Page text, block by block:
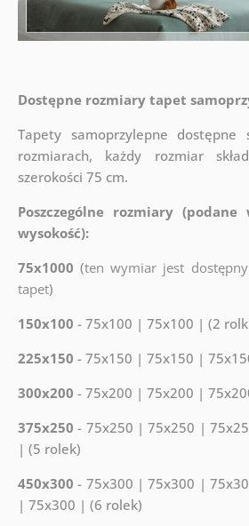
Dostępne rozmiary tapet
Tapety samoprzylepne dostępne
rozmiarach, każdy rozmiar
szerokości 75 cm.
Poszczególne rozmiary
wysokość):
75x1000 (ten wymiar jest
tapet)
150x100 - 75x100 | 75x100 | (2
225x150 - 75x150 | 75x150 |
300x200 - 75x200 | 75x200 |
375x250 - 75x250 | 75x250 |
| (5 rolek)
450x300 - 75x300 | 75x300 |
| 75x300 | (6 rolek)